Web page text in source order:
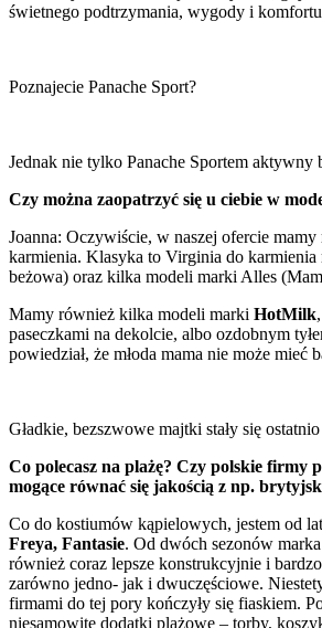
świetnego podtrzymania, wygody i
Poznajecie Panache Sport?
Jednak nie tylko Panache Sportem aktywny
Czy można zaopatrzyć się u ciebie w
Joanna: Oczywiście, w naszej ofercie
karmienia. Klasyka to Virginia do
beżowa) oraz kilka modeli marki Alles
Mamy również kilka modeli marki HotMilk
paseczkami na dekolcie, albo ozdobnym
powiedział, że młoda mama nie może mieć
Gładkie, bezszwowe majtki stały się
Co polecasz na plażę? Czy polskie firmy
mogące równać się jakością z np.
Co do kostiumów kąpielowych, jestem od
Freya, Fantasie. Od dwóch sezonów
również coraz lepsze konstrukcyjnie i
zarówno jedno- jak i dwuczęściowe.
firmami do tej pory kończyły się fiaskiem.
niesamowite dodatki plażowe – torby,